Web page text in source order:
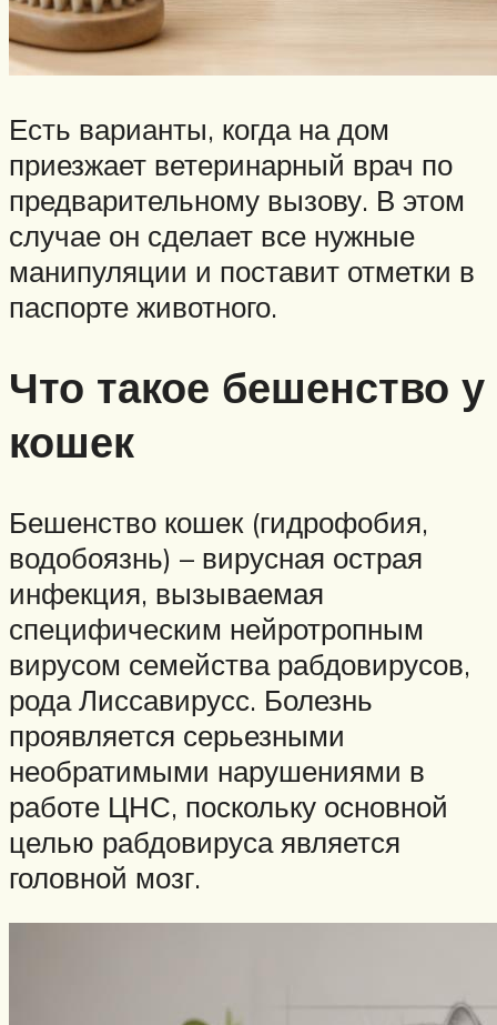
Есть варианты, когда на дом
приезжает ветеринарный врач по
предварительному вызову. В этом
случае он сделает все нужные
манипуляции и поставит отметки в
паспорте животного.
Что такое бешенство у
кошек
Бешенство кошек (гидрофобия,
водобоязнь) – вирусная острая
инфекция, вызываемая
специфическим нейротропным
вирусом семейства рабдовирусов,
рода Лиссавирусс. Болезнь
проявляется серьезными
необратимыми нарушениями в
работе ЦНС, поскольку основной
целью рабдовируса является
головной мозг.